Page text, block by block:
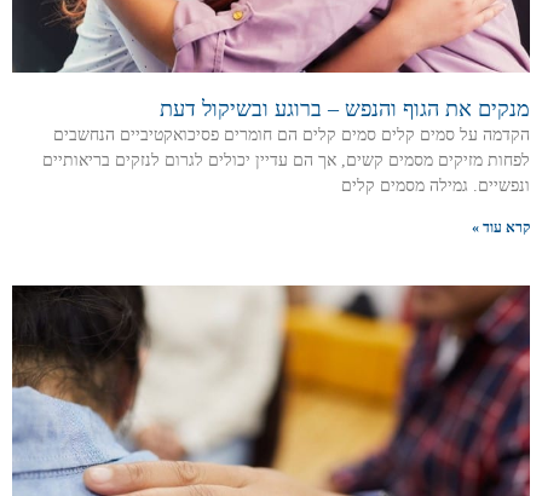
מנקים את הגוף והנפש – ברוגע ובשיקול דעת
הקדמה על סמים קלים סמים קלים הם חומרים פסיכואקטיביים הנחשבים
לפחות מזיקים מסמים קשים, אך הם עדיין יכולים לגרום לנזקים בריאותיים
ונפשיים. גמילה מסמים קלים
קרא עוד »